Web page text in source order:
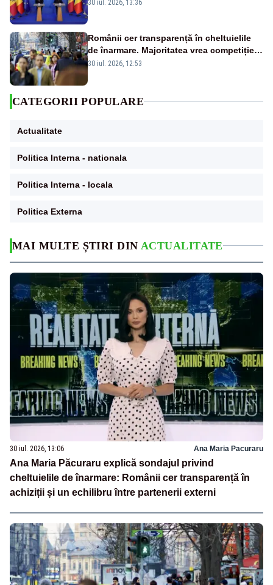
MAI MULTE ȘTIRI DIN ACTUALITATE
30 iul. 2026, 13:06 Ana Maria Pacuraru
Ana Maria Păcuraru explică sondajul privind
cheltuielile de înarmare: Românii cer transparență în
achiziții și un echilibru între partenerii externi
30 iul. 2026, 13:36
Românii cer transparență în cheltuielile
de înarmare. Majoritatea vrea competiție
reală și industrie locală – SONDAJ
30 iul. 2026, 12:53
CATEGORII POPULARE
Actualitate
Politica Interna - nationala
Politica Interna - locala
Politica Externa